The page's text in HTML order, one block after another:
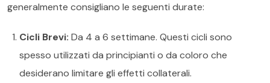
generalmente consigliano le seguenti durate:
Cicli Brevi: Da 4 a 6 settimane. Questi cicli sono
spesso utilizzati da principianti o da coloro che
desiderano limitare gli effetti collaterali.